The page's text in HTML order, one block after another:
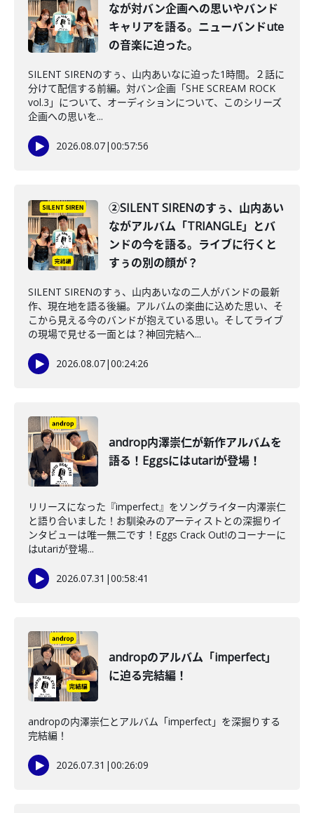
なが対バン企画への思いやバンド
キャリアを語る。ニューバンドute
の音楽に迫った。
SILENT SIRENのすぅ、山内あいなに迫った1時間。２話に
分けて配信する前編。対バン企画「SHE SCREAM ROCK
vol.3」について、オーディションについて、このシリーズ
企画への思いを...
2026.08.07|00:57:56
②SILENT SIRENのすぅ、山内あい
ながアルバム「TRIANGLE」とバ
ンドの今を語る。ライブに行くと
すぅの別の顔が？
SILENT SIRENのすぅ、山内あいなの二人がバンドの最新
作、現在地を語る後編。アルバムの楽曲に込めた思い、そ
こから見える今のバンドが抱えている思い。そしてライブ
の現場で見せる一面とは？神回完結へ...
2026.08.07|00:24:26
androp内澤崇仁が新作アルバムを
語る！Eggsにはutariが登場！
リリースになった『imperfect』をソングライター内澤崇仁
と語り合いました！お馴染みのアーティストとの深掘りイ
ンタビューは唯一無二です！Eggs Crack Out!のコーナーに
はutariが登場...
2026.07.31 |00:58:41
andropのアルバム「imperfect」
に迫る完結編！
andropの内澤崇仁とアルバム「imperfect」を深掘りする
完結編！
2026.07.31 |00:26:09